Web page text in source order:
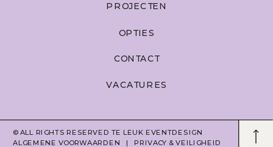
VACATURES
CONTACT
OPTIES
PROJECTEN
© ALL RIGHTS RESERVED TE LEUK EVENTDESIGN
ALGEMENE VOORWAARDEN
|PRIVACY & VEILIGHEID